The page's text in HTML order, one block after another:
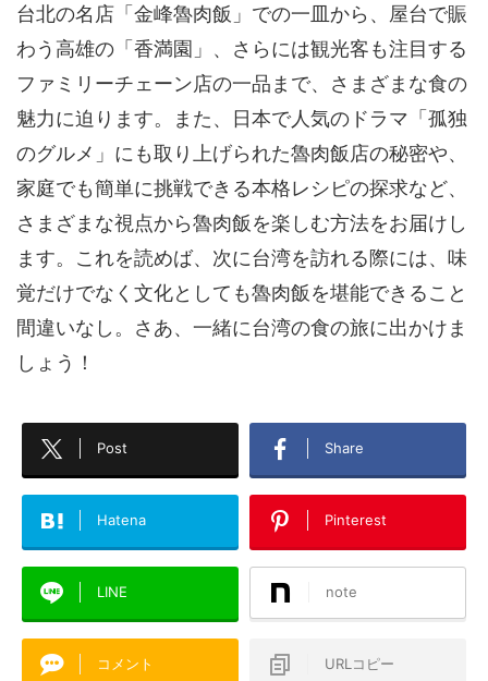
台北の名店「金峰魯肉飯」での一皿から、屋台で賑
わう高雄の「香満園」、さらには観光客も注目する
ファミリーチェーン店の一品まで、さまざまな食の
魅力に迫ります。また、日本で人気のドラマ「孤独
のグルメ」にも取り上げられた魯肉飯店の秘密や、
家庭でも簡単に挑戦できる本格レシピの探求など、
さまざまな視点から魯肉飯を楽しむ方法をお届けし
ます。これを読めば、次に台湾を訪れる際には、味
覚だけでなく文化としても魯肉飯を堪能できること
間違いなし。さあ、一緒に台湾の食の旅に出かけま
しょう！
Post Share
Hatena Pinterest
LINE note
コメント URLコピー